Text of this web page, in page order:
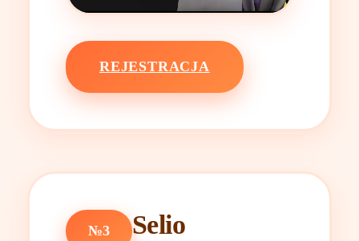
REJESTRACJA
№3 Selio